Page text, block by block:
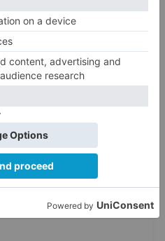
éxito del menisco de su rodilla
izquierda
Detenidas tres personas en
Quintanar de la Sierra con
ocultos en su vehículo
LO ÚLTIMO
avisar otro conductor que se
había caído de la bicicleta